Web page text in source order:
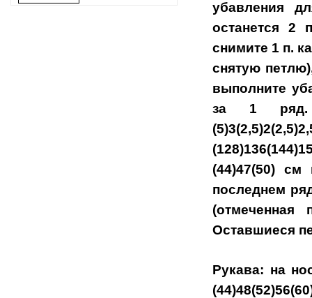
убавления
останется 2
снимите 1 п.
снятую
выполните
за 1 ряд.
(44)47(50)
последнем
Оставшиеся
Рукава: на